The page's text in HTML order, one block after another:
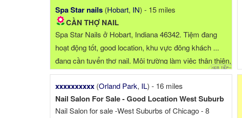
Spa Star nails (Hobart, IN) - 15 miles
CẦN THỢ NAIL
Spa Star Nails ở Hobart, Indiana 46342. Tiệm đang
hoạt động tốt, good location, khu vực đông khách ...
đang cần tuyển thợ nail. Môi trường làm việc thân thiện,
...
xxxxxxxxxx (Orland Park, IL) - 16 miles
Nail Salon For Sale - Good Location West Suburb
Nail Salon for sale -West Suburbs of Chicago - 8